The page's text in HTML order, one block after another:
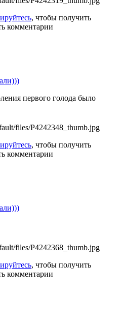
, чтобы получить
комментарии
первого голода было
, чтобы получить
комментарии
, чтобы получить
комментарии